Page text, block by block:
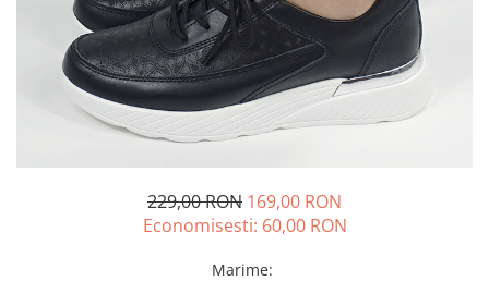
229,00 RON 169,00 RON
Economisesti: 60,00 RON
Marime: